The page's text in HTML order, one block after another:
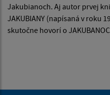
Jakubianoch. Aj autor prvej
JAKUBIANY (napísaná v roku
skutočne hovorí o